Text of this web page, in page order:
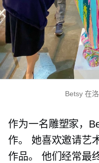
Betsy 在
作为一名雕塑家，
作。 她喜欢邀请艺
作品。 他们经常最